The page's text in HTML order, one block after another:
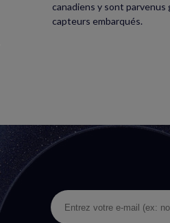
canadiens y sont parvenus
capteurs embarqués.